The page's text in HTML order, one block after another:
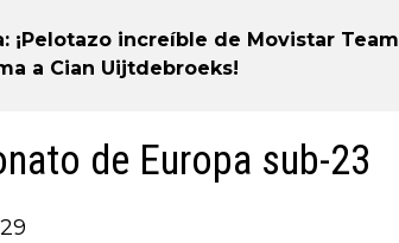
¡Pelotazo increíble de Movistar Team
a Cian Uijtdebroeks!
de Europa sub-23